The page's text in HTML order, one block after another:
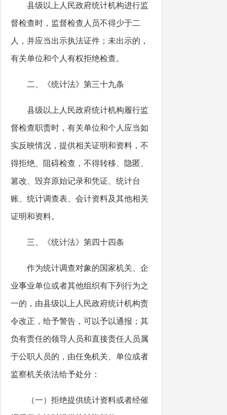
县级以上人民政府统计机构进行监
督检查时，监督检查人员不得少于二
人，并应当出示执法证件；未出示的，
有关单位和个人有权拒绝检查。
二、《统计法》第三十九条
县级以上人民政府统计机构履行监
督检查职责时，有关单位和个人应当如
实反映情况，提供相关证明和资料，不
得拒绝、阻碍检查，不得转移、隐匿、
篡改、毁弃原始记录和凭证、统计台
账、统计调查表、会计资料及其他相关
证明和资料。
三、《统计法》第四十四条
作为统计调查对象的国家机关、企
业事业单位或者其他组织有下列行为之
一的，由县级以上人民政府统计机构责
令改正，给予警告，可以予以通报；其
负有责任的领导人员和直接责任人员属
于公职人员的，由任免机关、单位或者
监察机关依法给予处分：
（一）拒绝提供统计资料或者经催